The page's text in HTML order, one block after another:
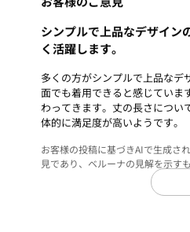
シンプルで上品なデザイン
く活躍します。
多くの方がシンプルで上品な
面でも着用できると感じていま
わってきます。丈の長さにつ
体的に満足度が高いようです。
お客様の投稿に基づきAIで生成さ
見であり、ベルーナの見解を示す